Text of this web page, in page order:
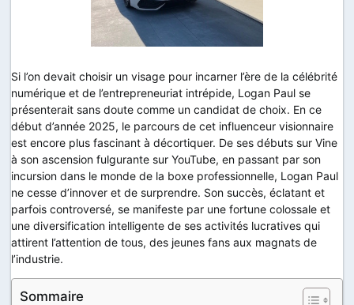
Si l’on devait choisir un visage pour incarner l’ère de la célébrité
numérique et de l’entrepreneuriat intrépide, Logan Paul se
présenterait sans doute comme un candidat de choix. En ce
début d’année 2025, le parcours de cet influenceur visionnaire
est encore plus fascinant à décortiquer. De ses débuts sur Vine
à son ascension fulgurante sur YouTube, en passant par son
incursion dans le monde de la boxe professionnelle, Logan Paul
ne cesse d’innover et de surprendre. Son succès, éclatant et
parfois controversé, se manifeste par une fortune colossale et
une diversification intelligente de ses activités lucratives qui
attirent l’attention de tous, des jeunes fans aux magnats de
l’industrie.
Sommaire